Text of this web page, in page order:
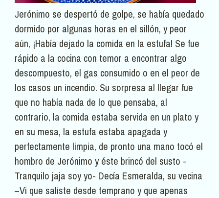
Jerónimo se despertó de golpe, se había quedado
dormido por algunas horas en el sillón, y peor
aún, ¡Había dejado la comida en la estufa! Se fue
rápido a la cocina con temor a encontrar algo
descompuesto, el gas consumido o en el peor de
los casos un incendio. Su sorpresa al llegar fue
que no había nada de lo que pensaba, al
contrario, la comida estaba servida en un plato y
en su mesa, la estufa estaba apagada y
perfectamente limpia, de pronto una mano tocó el
hombro de Jerónimo y éste brincó del susto -
Tranquilo jaja soy yo- Decía Esmeralda, su vecina
–Vi que saliste desde temprano y que apenas